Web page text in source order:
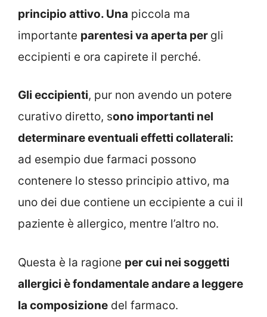
principio attivo. Una piccola ma
importante parentesi va aperta per gli
eccipienti e ora capirete il perché.
Gli eccipienti, pur non avendo un potere
curativo diretto, sono importanti nel
determinare eventuali effetti collaterali:
ad esempio due farmaci possono
contenere lo stesso principio attivo, ma
uno dei due contiene un eccipiente a cui il
paziente è allergico, mentre l’altro no.
Questa è la ragione per cui nei soggetti
allergici è fondamentale andare a leggere
la composizione del farmaco.